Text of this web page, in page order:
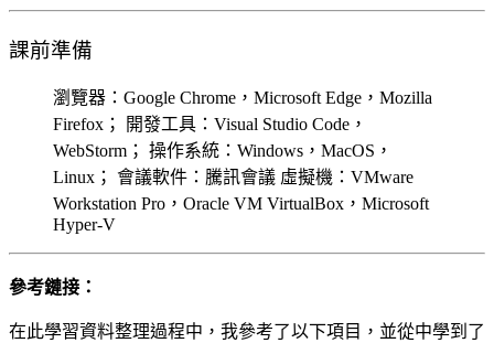
課前準備
瀏覽器：Google Chrome，Microsoft Edge，Mozilla
Firefox； 開發工具：Visual Studio Code，
WebStorm； 操作系統：Windows，MacOS，
Linux； 會議軟件：騰訊會議 虛擬機：VMware
Workstation Pro，Oracle VM VirtualBox，Microsoft
Hyper-V
參考鏈接：
在此學習資料整理過程中，我參考了以下項目，並從中學到了